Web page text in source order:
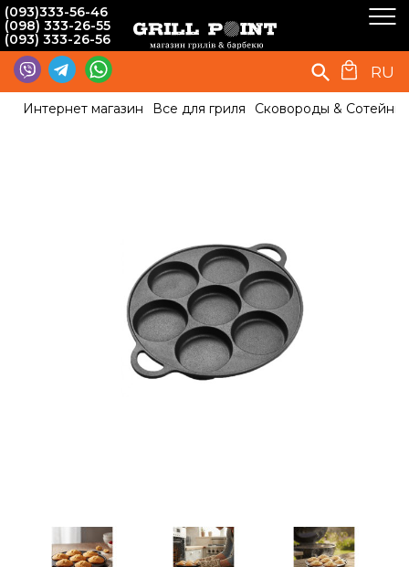
(093)333-56-46
(098) 333-26-55
(093) 333-26-56
RU
Интернет магазин Все для гриля Сковороды &